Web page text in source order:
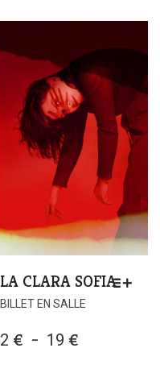
LA CLARA SOFIA
BILLET EN SALLE
2 € – 19 €